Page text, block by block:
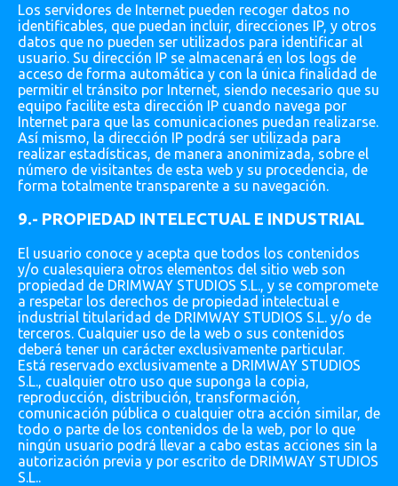
Los servidores de Internet pueden recoger datos no
identificables, que puedan incluir, direcciones IP, y otros
datos que no pueden ser utilizados para identificar al
usuario. Su dirección IP se almacenará en los logs de
acceso de forma automática y con la única finalidad de
permitir el tránsito por Internet, siendo necesario que su
equipo facilite esta dirección IP cuando navega por
Internet para que las comunicaciones puedan realizarse.
Así mismo, la dirección IP podrá ser utilizada para
realizar estadísticas, de manera anonimizada, sobre el
número de visitantes de esta web y su procedencia, de
forma totalmente transparente a su navegación.
9.- PROPIEDAD INTELECTUAL E INDUSTRIAL
El usuario conoce y acepta que todos los contenidos
y/o cualesquiera otros elementos del sitio web son
propiedad de DRIMWAY STUDIOS S.L., y se compromete
a respetar los derechos de propiedad intelectual e
industrial titularidad de DRIMWAY STUDIOS S.L. y/o de
terceros. Cualquier uso de la web o sus contenidos
deberá tener un carácter exclusivamente particular.
Está reservado exclusivamente a DRIMWAY STUDIOS
S.L., cualquier otro uso que suponga la copia,
reproducción, distribución, transformación,
comunicación pública o cualquier otra acción similar, de
todo o parte de los contenidos de la web, por lo que
ningún usuario podrá llevar a cabo estas acciones sin la
autorización previa y por escrito de DRIMWAY STUDIOS
S.L..